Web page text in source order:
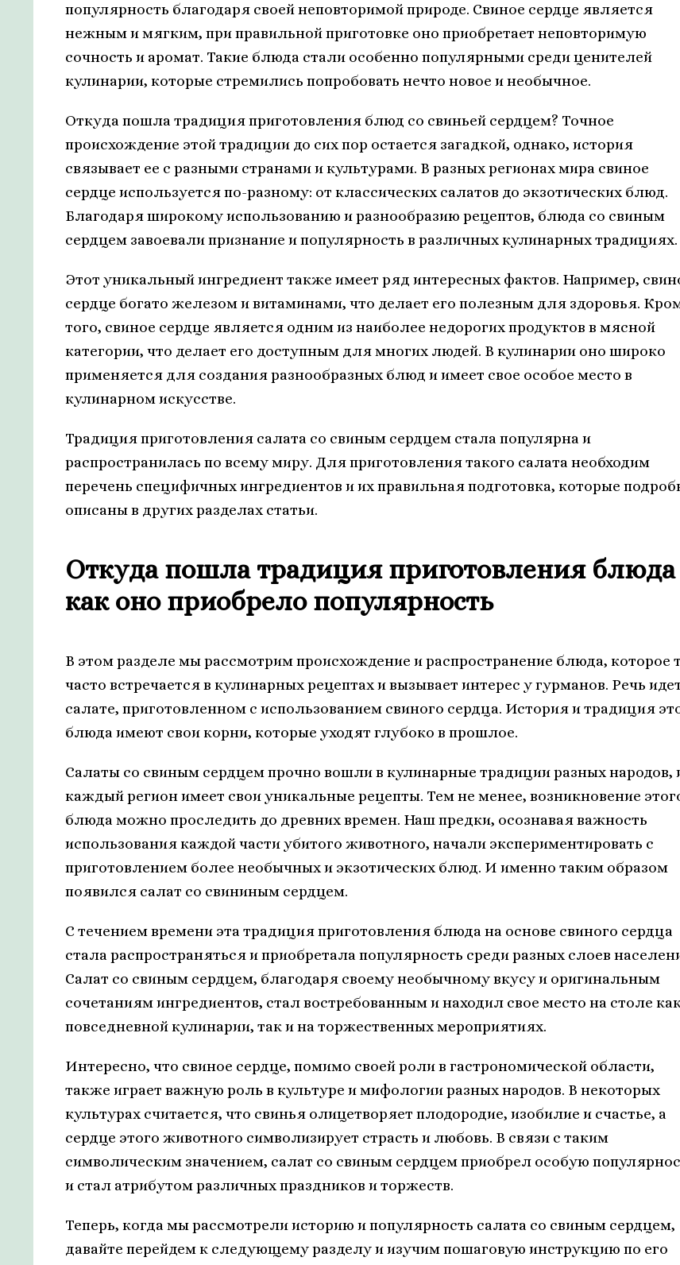
популярность благодаря своей неповторимой природе. Свиное сердце является
нежным и мягким, при правильной приготовке оно приобретает неповторимую
сочность и аромат. Такие блюда стали особенно популярными среди ценителей
кулинарии, которые стремились попробовать нечто новое и необычное.
Откуда пошла традиция приготовления блюд со свиньей сердцем? Точное
происхождение этой традиции до сих пор остается загадкой, однако, история
связывает ее с разными странами и культурами. В разных регионах мира свиное
сердце используется по-разному: от классических салатов до экзотических блюд.
Благодаря широкому использованию и разнообразию рецептов, блюда со свиным
сердцем завоевали признание и популярность в различных кулинарных традициях.
Этот уникальный ингредиент также имеет ряд интересных фактов. Например,
сердце богато железом и витаминами, что делает его полезным для здоровья.
того, свиное сердце является одним из наиболее недорогих продуктов в мясной
категории, что делает его доступным для многих людей. В кулинарии оно широко
применяется для создания разнообразных блюд и имеет свое особое место в
кулинарном искусстве.
Традиция приготовления салата со свиным сердцем стала популярна и
распространилась по всему миру. Для приготовления такого салата необходим
перечень специфичных ингредиентов и их правильная подготовка, которые
описаны в других разделах статьи.
Откуда пошла традиция приготовления
как оно приобрело популярность
В этом разделе мы рассмотрим происхождение и распространение блюда, которое
часто встречается в кулинарных рецептах и вызывает интерес у гурманов. Речь
салате, приготовленном с использованием свиного сердца. История и традиция
блюда имеют свои корни, которые уходят глубоко в прошлое.
Салаты со свиным сердцем прочно вошли в кулинарные традиции разных народов,
каждый регион имеет свои уникальные рецепты. Тем не менее, возникновение
блюда можно проследить до древних времен. Наш предки, осознавая важность
использования каждой части убитого животного, начали экспериментировать с
приготовлением более необычных и экзотических блюд. И именно таким образом
появился салат со свининым сердцем.
С течением времени эта традиция приготовления блюда на основе свиного сердца
стала распространяться и приобретала популярность среди разных слоев
Салат со свиным сердцем, благодаря своему необычному вкусу и оригинальным
сочетаниям ингредиентов, стал востребованным и находил свое место на столе
повседневной кулинарии, так и на торжественных мероприятиях.
Интересно, что свиное сердце, помимо своей роли в гастрономической области,
также играет важную роль в культуре и мифологии разных народов. В некоторых
культурах считается, что свинья олицетворяет плодородие, изобилие и счастье, а
сердце этого животного символизирует страсть и любовь. В связи с таким
символическим значением, салат со свиным сердцем приобрел особую
и стал атрибутом различных праздников и торжеств.
Теперь, когда мы рассмотрели историю и популярность салата со свиным сердцем,
давайте перейдем к следующему разделу и изучим пошаговую инструкцию по его